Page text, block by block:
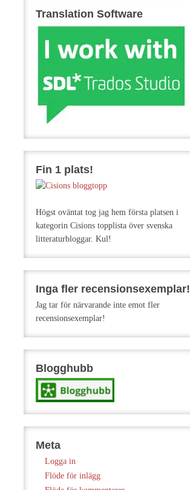
Translation Software
Fin 1 plats!
Högst oväntat tog jag hem första platsen i
kategorin Cisions topplista över svenska
litteraturbloggar. Kul!
Inga fler recensionsexemplar!
Jag tar för närvarande inte emot fler
recensionsexemplar!
Blogghubb
Meta
Logga in
Flöde för inlägg